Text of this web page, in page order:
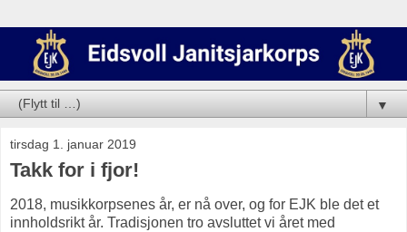
▼
tirsdag 1. januar 2019
Takk for i fjor!
2018, musikkorpsenes år, er nå over, og for EJK ble det et
innholdsrikt år. Tradisjonen tro avsluttet vi året med